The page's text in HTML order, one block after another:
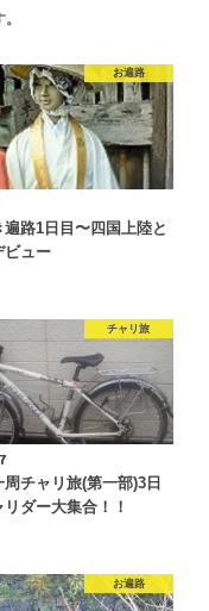
お遍路
遍路1日目〜四国上陸と
ビュー
チャリ旅
周チャリ旅(第一部)3日
リダー大集合！！
お遍路